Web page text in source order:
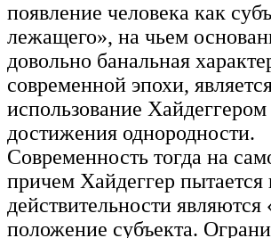
появление человека как
лежащего», на чьем
довольно банальная
современной эпохи,
использование
достижения однородности.
Современность тогда на
причем Хайдеггер пытается
действительности
положение субъекта.